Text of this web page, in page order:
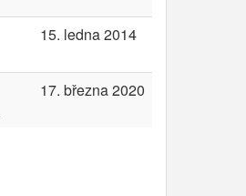
15. ledna 2014
17. března 2020